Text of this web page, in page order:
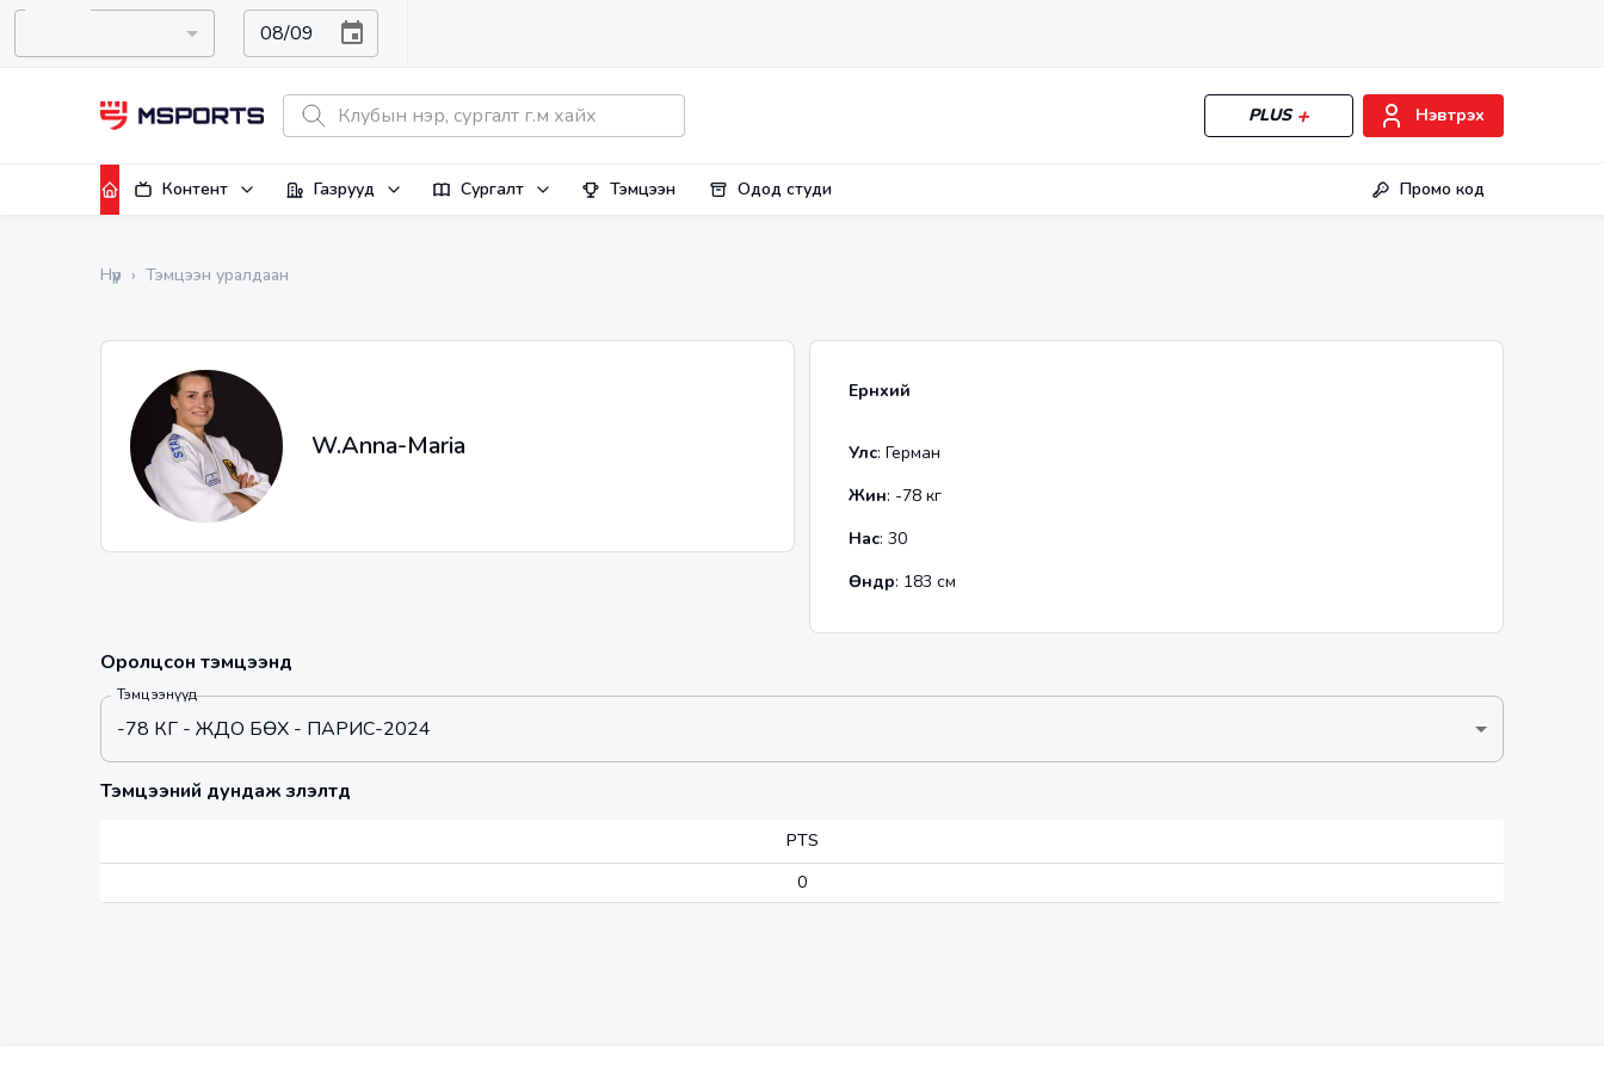
PLUS Нэвтрэх
Контент Газрууд Сургалт Тэмцээн Одод студи Промо код
Нүүр › Тэмцээн уралдаан
W.Anna-Maria
Ерөнхий
Улс: Герман
Жин: -78 кг
Нас: 30
Өндөр: 183 см
Оролцсон тэмцээнүүд
Тэмцээнүүд
-78 КГ - ЖҮДО БӨХ - ПАРИС-2024
Тэмцээний дундаж үзүүлэлтүүд
PTS
0